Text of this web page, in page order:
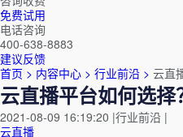
免费试用
电话咨询
400-638-8883
建议反馈
首页 > 内容中心 > 行业前沿 > 云直
云直播平台如何选
2021-08-09 16:19:20 |行业前沿 |
云直播